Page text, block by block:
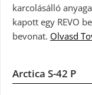
karcolásálló
kapott egy REVO
bevonat. Olvasd
Arctica S-42 P